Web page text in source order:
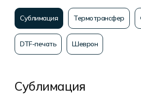
Сублимация Термотрансфер
DTF-печать Шеврон
Сублимация